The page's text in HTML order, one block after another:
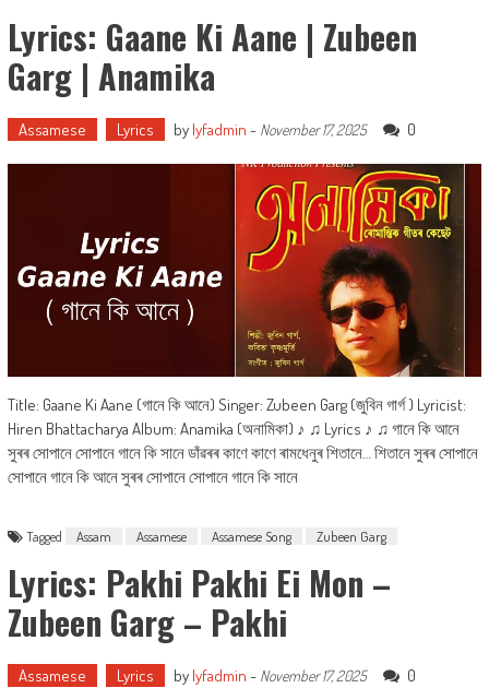
Lyrics: Gaane Ki Aane | Zubeen
Garg | Anamika
Assamese Lyrics by lyfadmin - November 17, 2025 0
Title: Gaane Ki Aane (গানে কি আনে) Singer: Zubeen Garg (জুবিন গাৰ্গ ) Lyricist:
Hiren Bhattacharya Album: Anamika (অনামিকা) ♪ ♫ Lyrics ♪ ♫ গানে কি আনে
সুৰৰ সোপানে সোপানে গানে কি সানে ডাঁৱৰৰ কাণে কাণে ৰামধেনুৰ শিতানে… শিতানে সুৰৰ সোপানে
সোপানে গানে কি আনে সুৰৰ সোপানে সোপানে গানে কি সানে
Tagged Assam Assamese Assamese Song Zubeen Garg
Lyrics: Pakhi Pakhi Ei Mon –
Zubeen Garg – Pakhi
Assamese Lyrics by lyfadmin - November 17, 2025 0